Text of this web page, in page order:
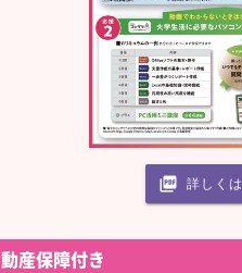
picture_as_pdf 詳しく
動産保障付き